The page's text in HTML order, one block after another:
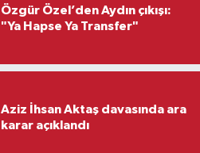
Özgür Özel’den Aydın çıkışı:
"Ya Hapse Ya Transfer"
Aziz İhsan Aktaş davasında ara
karar açıklandı